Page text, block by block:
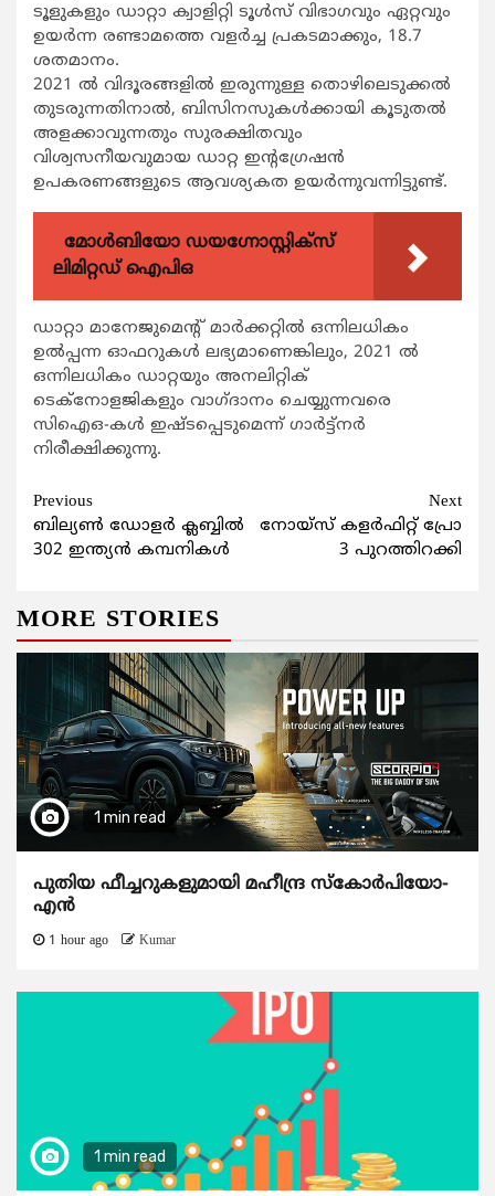
ടൂളുകളും ഡാറ്റാ ക്വാളിറ്റി ടൂള്‍സ് വിഭാഗവും ഏറ്റവും
ഉയര്‍ന്ന രണ്ടാമത്തെ വളര്‍ച്ച പ്രകടമാക്കും, 18.7
ശതമാനം.
2021 ല്‍ വിദൂരങ്ങളില്‍ ഇരുന്നുള്ള തൊഴിലെടുക്കല്‍
തുടരുന്നതിനാല്‍, ബിസിനസുകള്‍ക്കായി കൂടുതല്‍
അളക്കാവുന്നതും സുരക്ഷിതവും
വിശ്വസനീയവുമായ ഡാറ്റ ഇന്‍റഗ്രേഷന്‍
ഉപകരണങ്ങളുടെ ആവശ്യകത ഉയര്‍ന്നുവന്നിട്ടുണ്ട്.
മോൾബിയോ ഡയഗ്നോസ്റ്റിക്സ്
ലിമിറ്റഡ് ഐപിഒ
ഡാറ്റാ മാനേജുമെന്‍റ് മാര്‍ക്കറ്റില്‍ ഒന്നിലധികം
ഉല്‍പ്പന്ന ഓഫറുകള്‍ ലഭ്യമാണെങ്കിലും, 2021 ല്‍
ഒന്നിലധികം ഡാറ്റയും അനലിറ്റിക്
ടെക്നോളജികളും വാഗ്ദാനം ചെയ്യുന്നവരെ
സിഐഒ-കള്‍ ഇഷ്ടപ്പെടുമെന്ന് ഗാര്‍ട്ട്നര്‍
നിരീക്ഷിക്കുന്നു.
Continue
Reading
Previous
ബില്യണ്‍ ഡോളര്‍ ക്ലബ്ബില്‍
302 ഇന്ത്യന്‍ കമ്പനികള്‍
Next
നോയ്‌സ് കളര്‍ഫിറ്റ് പ്രോ
3 പുറത്തിറക്കി
MORE STORIES
1 min read
പുതിയ ഫീച്ചറുകളുമായി മഹീന്ദ്ര സ്കോർപിയോ-
എൻ
1 hour ago Kumar
1 min read